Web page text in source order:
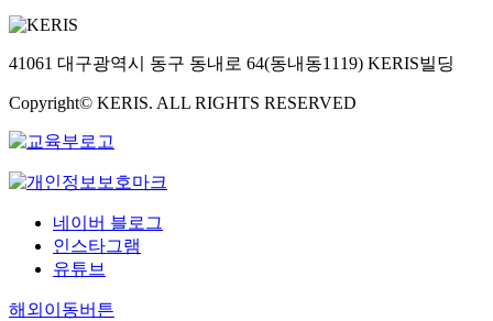
41061 대구광역시 동구 동내로 64(동내동1119) KERIS빌딩
Copyright© KERIS. ALL RIGHTS RESERVED
네이버 블로그
인스타그램
유튜브
해외이동버튼